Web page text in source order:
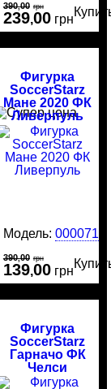
390,00 грн
239,00 грн
Фигурка
SoccerStarz
Мане 2020 ФК
Ливерпуль
Модель:
390,00 грн
139,00 грн
Фигурка
SoccerStarz
Гарначо ФК
Челси